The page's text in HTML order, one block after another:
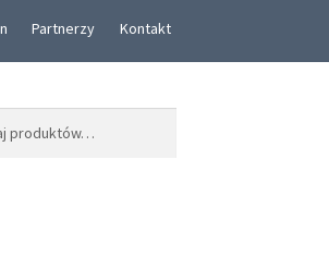
Partnerzy Kontakt